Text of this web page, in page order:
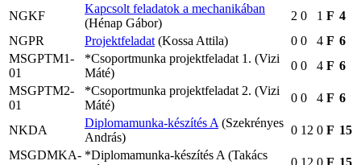
NGKF
Kapcsolt feladatok a mechanikában
(Hénap Gábor)
2 0 1 F 4
NGPR
Projektfeladat (Kossa Attila) 0 0 4 F 6
MSGPTM1-
01
*Csoportmunka projektfeladat 1. (Vizi
Máté)
0 0 4 F 6
MSGPTM2-
01
*Csoportmunka projektfeladat 2. (Vizi
Máté)
0 0 4 F 6
NKDA
Diplomamunka-készítés A (Szekrényes
András)
0 12 0 F 15
MSGDMKA- *Diplomamunka-készítés A (Takács
0 12 0 F 15